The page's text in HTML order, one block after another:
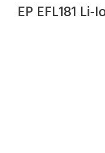
EP EFL181